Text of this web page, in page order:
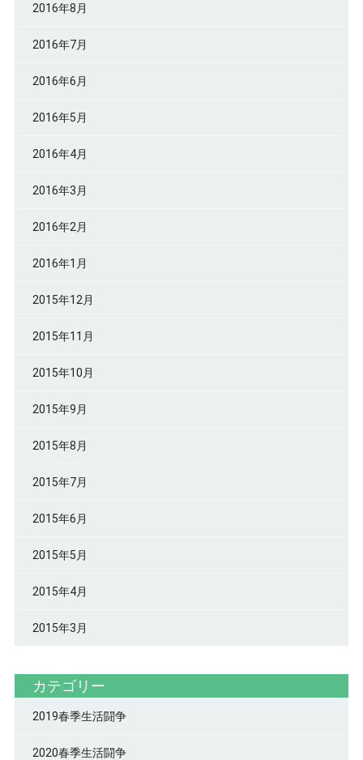
2016年8月
2016年7月
2016年6月
2016年5月
2016年4月
2016年3月
2016年2月
2016年1月
2015年12月
2015年11月
2015年10月
2015年9月
2015年8月
2015年7月
2015年6月
2015年5月
2015年4月
2015年3月
カテゴリー
2019春季生活闘争
2020春季生活闘争